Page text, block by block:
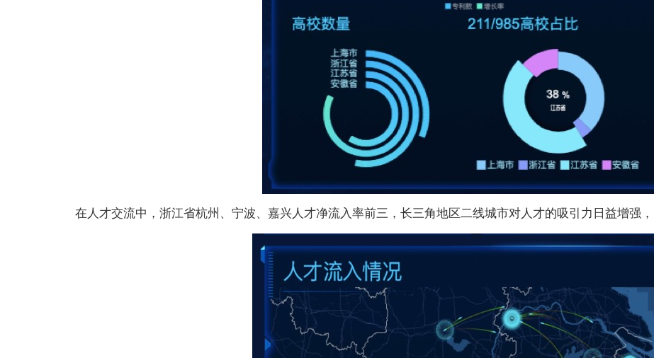
在人才交流中，浙江省杭州、宁波、嘉兴人才净流入率前三，长三角地区二线城市对人才的吸引力日益增强，